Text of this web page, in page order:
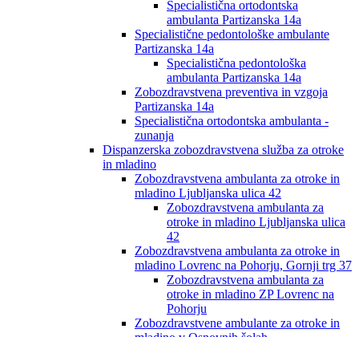
Specialistična ortodontska
ambulanta Partizanska 14a
Specialistične pedontološke ambulante
Partizanska 14a
Specialistična pedontološka
ambulanta Partizanska 14a
Zobozdravstvena preventiva in vzgoja
Partizanska 14a
Specialistična ortodontska ambulanta -
zunanja
Dispanzerska zobozdravstvena služba za otroke
in mladino
Zobozdravstvena ambulanta za otroke in
mladino Ljubljanska ulica 42
Zobozdravstvena ambulanta za
otroke in mladino Ljubljanska ulica
42
Zobozdravstvena ambulanta za otroke in
mladino Lovrenc na Pohorju, Gornji trg 37
Zobozdravstvena ambulanta za
otroke in mladino ZP Lovrenc na
Pohorju
Zobozdravstvene ambulante za otroke in